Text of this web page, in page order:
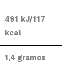
491 kJ/117
kcal
1,4 gramos